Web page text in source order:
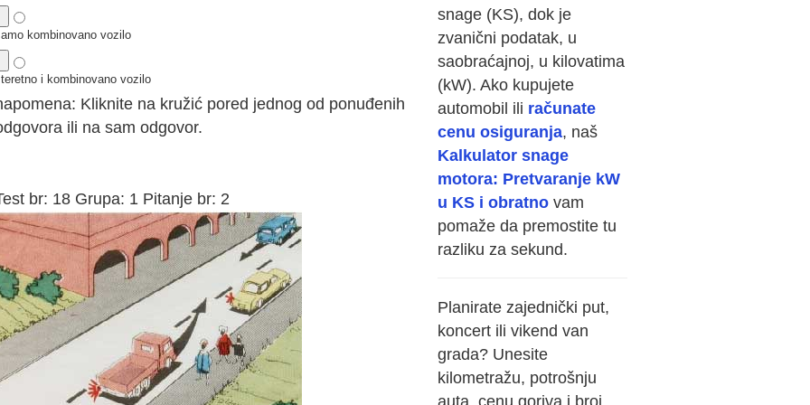
kombinovano vozilo
i kombinovano vozilo
Kliknite na kružić pored jednog od ponuđenih
ili na sam odgovor.
br: 18 Grupa: 1 Pitanje br: 2
snage (KS), dok je
zvanični podatak, u
saobraćajnoj, u kilovatima
(kW). Ako kupujete
automobil ili računate
cenu osiguranja, naš
Kalkulator snage
motora: Pretvaranje kW
u KS i obratno vam
pomaže da premostite tu
razliku za sekund.
Planirate zajednički put,
koncert ili vikend van
grada? Unesite
kilometražu, potrošnju
auta, cenu goriva i broj